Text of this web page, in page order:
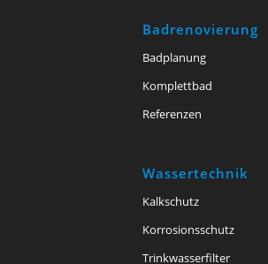
Badrenovierung
Badplanung
Komplettbad
Referenzen
Wassertechnik
Kalkschutz
Korrosionsschutz
Trinkwasserfilter